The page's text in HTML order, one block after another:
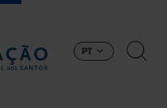
PT